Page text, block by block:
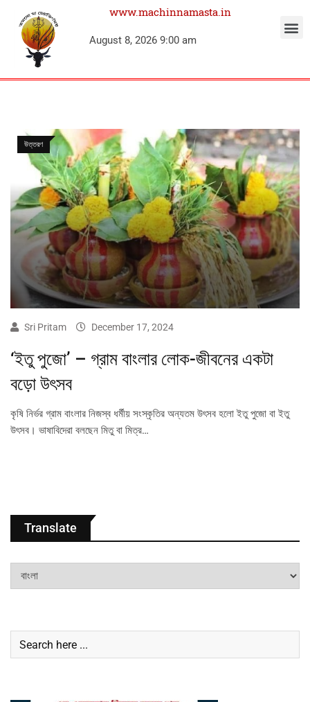
www.machinnamasta.in
August 8, 2026 9:00 am
উত্তরণ
Sri Pritam December 17, 2024
‘ইতু পুজো’ – গ্রাম বাংলার লোক-জীবনের একটা
বড়ো উৎসব
কৃষি নির্ভর গ্রাম বাংলার নিজস্ব ধৰ্মীয় সংস্কৃতির অন্যতম উৎসব হলো ইতু পুজো বা ইতু
উৎসব। ভাষাবিদেরা বলছেন মিতু বা মিত্র…
Translate